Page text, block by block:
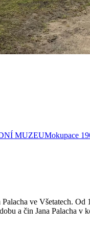
MUZEUMokupace
ve Všetatech.
a čin Jana Palacha v